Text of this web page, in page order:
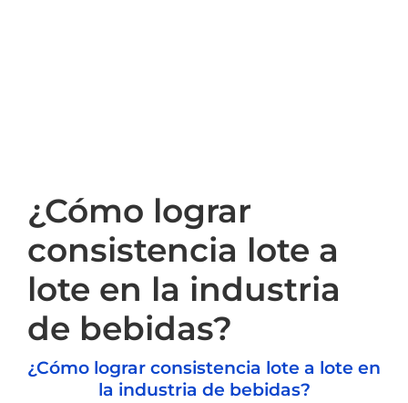
¿Cómo lograr
consistencia lote a
lote en la industria
de bebidas?
¿Cómo lograr consistencia lote a lote en
la industria de bebidas?